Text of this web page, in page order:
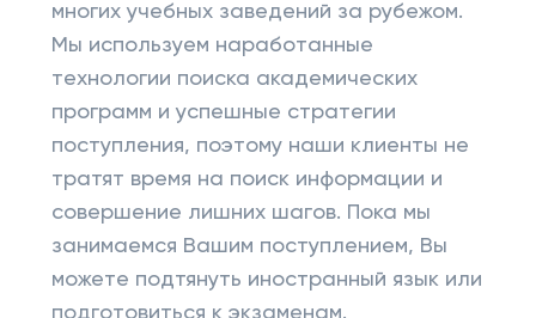
многих учебных заведений за рубежом.
Мы используем наработанные
технологии поиска академических
программ и успешные стратегии
поступления, поэтому наши клиенты не
тратят время на поиск информации и
совершение лишних шагов. Пока мы
занимаемся Вашим поступлением, Вы
можете подтянуть иностранный язык или
подготовиться к экзаменам.